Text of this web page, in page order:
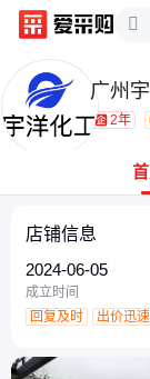
广州
2年
店铺信息
2024-06-05
成立时间
回复及时
出价迅速